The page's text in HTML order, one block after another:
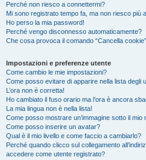
Perché non riesco a connettermi?
Mi sono registrato tempo fa, ma non riesco più
Ho perso la mia password!
Perché vengo disconnesso automaticamente?
Che cosa provoca il comando “Cancella
Impostazioni e preferenze utente
Come cambio le mie impostazioni?
Come posso evitare di apparire nella lista degli
L’ora non è corretta!
Ho cambiato il fuso orario ma l’ora è ancora
La mia lingua non è nella lista!
Come posso mostrare un’immagine sotto il mio
Come posso inserire un avatar?
Qual è il mio livello e come faccio a cambiarlo?
Perché quando clicco sul collegamento
accedere come utente registrato?